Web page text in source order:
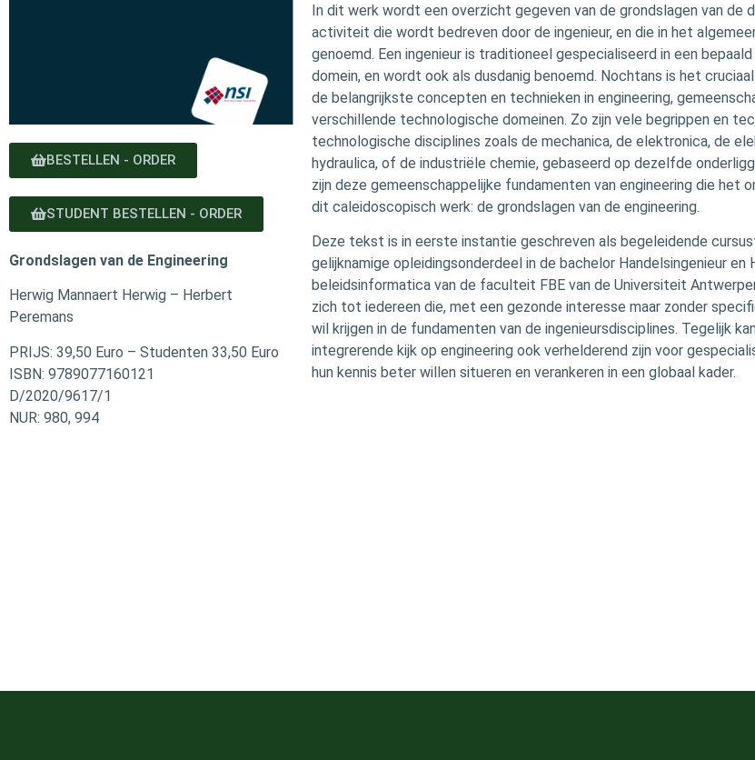
BESTELLEN - ORDER
STUDENT BESTELLEN - ORDER
Grondslagen van de Engineering
Herwig Mannaert Herwig – Herbert
Peremans
PRIJS: 39,50 Euro – Studenten 33,50 Euro
ISBN: 9789077160121
D/2020/9617/1
NUR: 980, 994
In dit werk wordt een overzicht gegeven van de grondslagen van de
activiteit die wordt bedreven door de ingenieur, en die in het
genoemd. Een ingenieur is traditioneel gespecialiseerd in een
domein, en wordt ook als dusdanig benoemd. Nochtans is het
de belangrijkste concepten en technieken in engineering,
verschillende technologische domeinen. Zo zijn vele begrippen en
technologische disciplines zoals de mechanica, de elektronica, de
hydraulica, of de industriële chemie, gebaseerd op dezelfde
zijn deze gemeenschappelijke fundamenten van engineering die het
dit caleidoscopisch werk: de grondslagen van de engineering.
Deze tekst is in eerste instantie geschreven als begeleidende
gelijknamige opleidingsonderdeel in de bachelor Handelsingenieur en
beleidsinformatica van de faculteit FBE van de Universiteit
zich tot iedereen die, met een gezonde interesse maar zonder
wil krijgen in de fundamenten van de ingenieursdisciplines. Tegelijk
integrerende kijk op engineering ook verhelderend zijn voor
hun kennis beter willen situeren en verankeren in een globaal kader.